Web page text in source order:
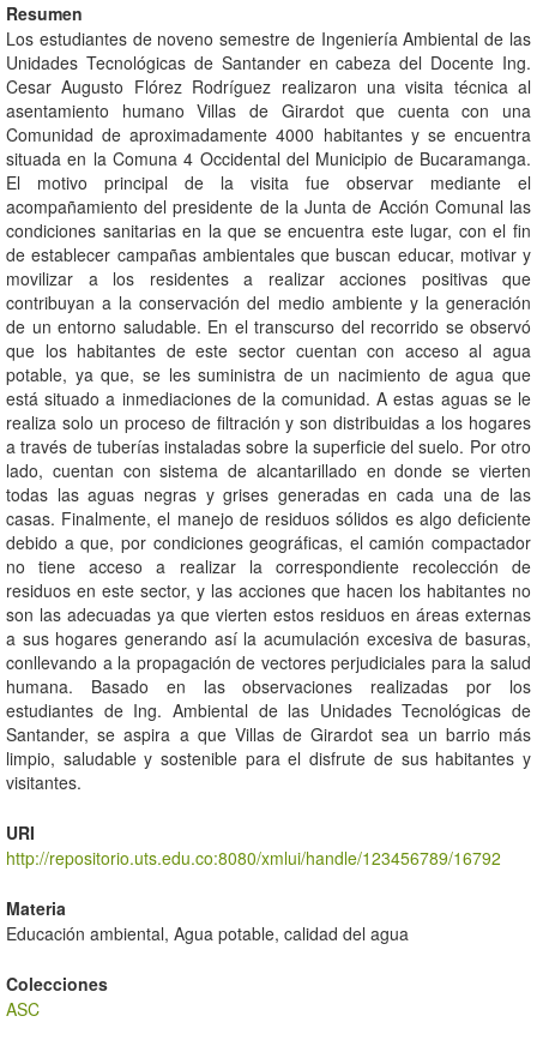
Resumen
Los estudiantes de noveno semestre de Ingeniería Ambiental de las
Unidades Tecnológicas de Santander en cabeza del Docente Ing.
Cesar Augusto Flórez Rodríguez realizaron una visita técnica al
asentamiento humano Villas de Girardot que cuenta con una
Comunidad de aproximadamente 4000 habitantes y se encuentra
situada en la Comuna 4 Occidental del Municipio de Bucaramanga.
El motivo principal de la visita fue observar mediante el
acompañamiento del presidente de la Junta de Acción Comunal las
condiciones sanitarias en la que se encuentra este lugar, con el fin
de establecer campañas ambientales que buscan educar, motivar y
movilizar a los residentes a realizar acciones positivas que
contribuyan a la conservación del medio ambiente y la generación
de un entorno saludable. En el transcurso del recorrido se observó
que los habitantes de este sector cuentan con acceso al agua
potable, ya que, se les suministra de un nacimiento de agua que
está situado a inmediaciones de la comunidad. A estas aguas se le
realiza solo un proceso de filtración y son distribuidas a los hogares
a través de tuberías instaladas sobre la superficie del suelo. Por otro
lado, cuentan con sistema de alcantarillado en donde se vierten
todas las aguas negras y grises generadas en cada una de las
casas. Finalmente, el manejo de residuos sólidos es algo deficiente
debido a que, por condiciones geográficas, el camión compactador
no tiene acceso a realizar la correspondiente recolección de
residuos en este sector, y las acciones que hacen los habitantes no
son las adecuadas ya que vierten estos residuos en áreas externas
a sus hogares generando así la acumulación excesiva de basuras,
conllevando a la propagación de vectores perjudiciales para la salud
humana. Basado en las observaciones realizadas por los
estudiantes de Ing. Ambiental de las Unidades Tecnológicas de
Santander, se aspira a que Villas de Girardot sea un barrio más
limpio, saludable y sostenible para el disfrute de sus habitantes y
visitantes.
URI
http://repositorio.uts.edu.co:8080/xmlui/handle/123456789/16792
Materia
Educación ambiental, Agua potable, calidad del agua
Colecciones
ASC